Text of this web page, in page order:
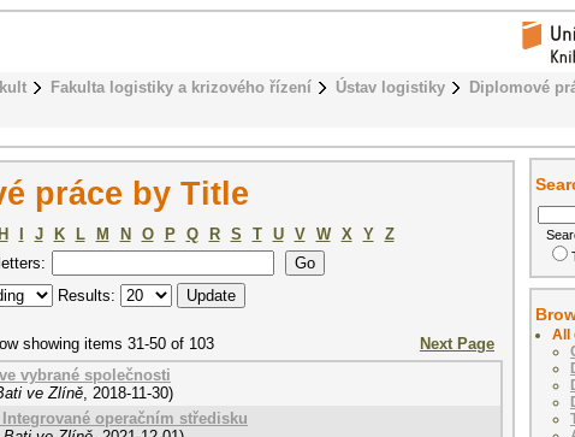
Fakulta logistiky a krizového řízení Ústav logistiky Diplomové
práce by Title
H J K L M N O P Q R S T U V W X Y
Z
Results:
showing items 31-50 of 103
Next Page
vybrané společnosti
ve Zlíně, 2018-11-30)
operačním středisku
All